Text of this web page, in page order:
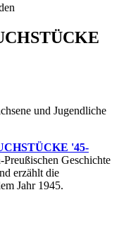
und Jugendliche
'45-
Geschichte
erzählt die
Jahr 1945.